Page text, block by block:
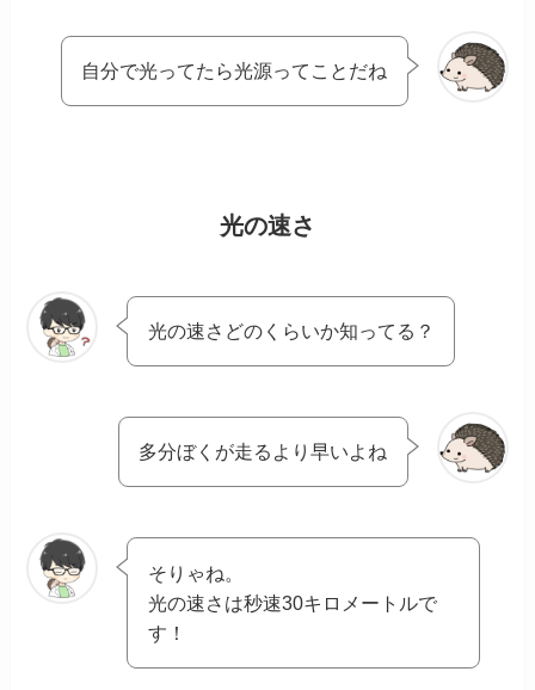
自分で光ってたら光源ってことだね
光の速さ
光の速さどのくらいか知ってる？
多分ぼくが走るより早いよね
そりゃね。
光の速さは秒速30キロメートルで
す！